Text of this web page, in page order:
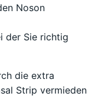
Noson
der Sie richtig
die extra
Strip vermieden